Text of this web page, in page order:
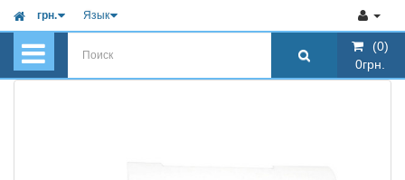
грн. Язык
(0)
0грн.